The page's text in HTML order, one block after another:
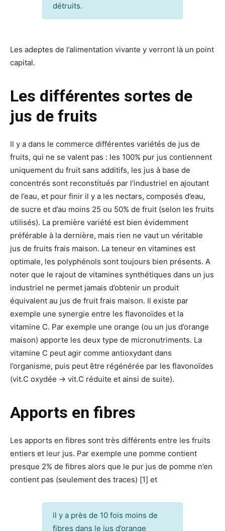
détruits.
Les adeptes de l’alimentation vivante y verront là un point
capital.
Les différentes sortes de
jus de fruits
Il y a dans le commerce différentes variétés de jus de
fruits, qui ne se valent pas : les 100% pur jus contiennent
uniquement du fruit sans additifs, les jus à base de
concentrés sont reconstitués par l’industriel en ajoutant
de l’eau, et pour finir il y a les nectars, composés d’eau,
de sucre et d’au moins 25 ou 50% de fruit (selon les fruits
utilisés). La première variété est bien évidemment
préférable à la dernière, mais rien ne vaut un véritable
jus de fruits frais maison. La teneur en vitamines est
optimale, les polyphénols sont toujours bien présents. A
noter que le rajout de vitamines synthétiques dans un jus
industriel ne permet jamais d’obtenir un produit
équivalent au jus de fruit frais maison. Il existe par
exemple une synergie entre les flavonoïdes et la
vitamine C. Par exemple une orange (ou un jus d’orange
maison) apporte les deux type de micronutriments. La
vitamine C peut agir comme antioxydant dans
l’organisme, puis peut être régénérée par les flavonoïdes
(vit.C oxydée → vit.C réduite et ainsi de suite).
Apports en fibres
Les apports en fibres sont très différents entre les fruits
entiers et leur jus. Par exemple une pomme contient
presque 2% de fibres alors que le pur jus de pomme n’en
contient pas (seulement des traces) [1] et
il y a près de 10 fois moins de
fibres dans le jus d’orange